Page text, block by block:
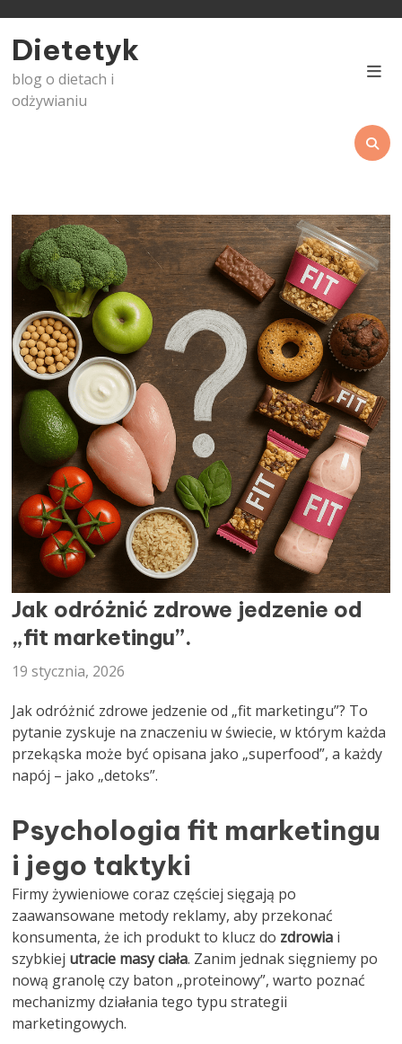
content
Dietetyk
blog o dietach i
odżywianiu
DIETETYK
Jak odróżnić zdrowe jedzenie od
„fit marketingu”.
19 stycznia, 2026
Jak odróżnić zdrowe jedzenie od „fit marketingu”? To
pytanie zyskuje na znaczeniu w świecie, w którym każda
przekąska może być opisana jako „superfood”, a każdy
napój – jako „detoks”.
Psychologia fit marketingu
i jego taktyki
Firmy żywieniowe coraz częściej sięgają po
zaawansowane metody reklamy, aby przekonać
konsumenta, że ich produkt to klucz do zdrowia i
szybkiej utracie masy ciała. Zanim jednak sięgniemy po
nową granolę czy baton „proteinowy”, warto poznać
mechanizmy działania tego typu strategii
marketingowych.